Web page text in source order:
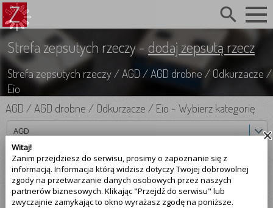
Witaj!
Zanim przejdziesz do serwisu, prosimy o zapoznanie się z
informacją. Informacja którą widzisz dotyczy Twojej dobrowolnej
zgody na przetwarzanie danych osobowych przez naszych
partnerów biznesowych. Klikając "Przejdź do serwisu" lub
zwyczajnie zamykając to okno wyrażasz zgodę na poniższe.
search
Strefa zepsutych rzeczy - dodaj zepsutą rzecz
Strefa zepsutych rzeczy/AGD /AGD drobne/ Odkurzacze /
Eio
AGD /AGD drobne / Odkurzacze / Eio - Wybierz kategorię
AGD
AGD drobne
Odkurzacze